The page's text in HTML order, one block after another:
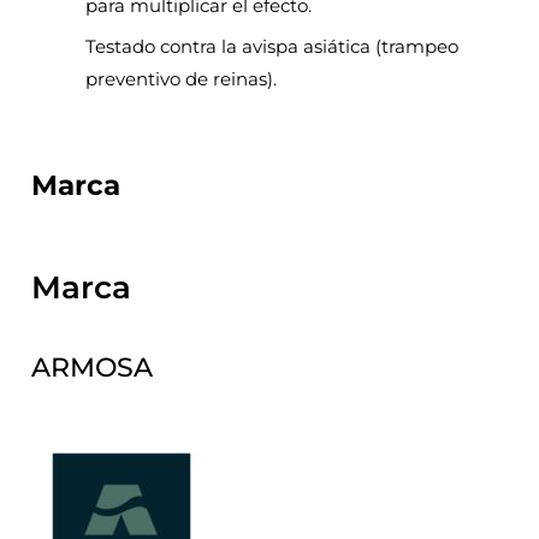
para multiplicar el efecto.
Testado contra la avispa asiática (trampeo
preventivo de reinas).
Marca
Marca
ARMOSA